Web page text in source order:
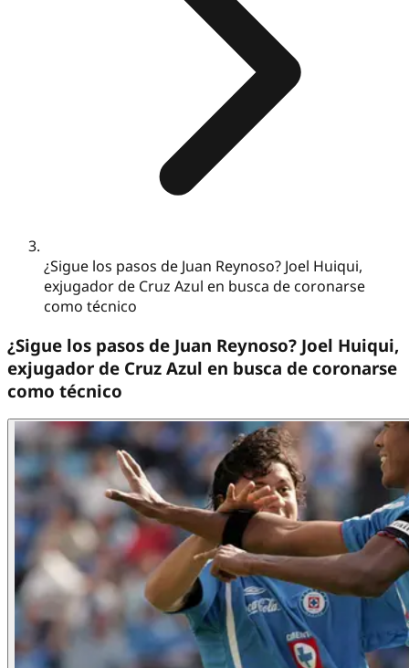
¿Sigue los pasos de Juan Reynoso? Joel Huiqui,
exjugador de Cruz Azul en busca de coronarse
como técnico
¿Sigue los pasos de Juan Reynoso? Joel Huiqui,
exjugador de Cruz Azul en busca de coronarse
como técnico